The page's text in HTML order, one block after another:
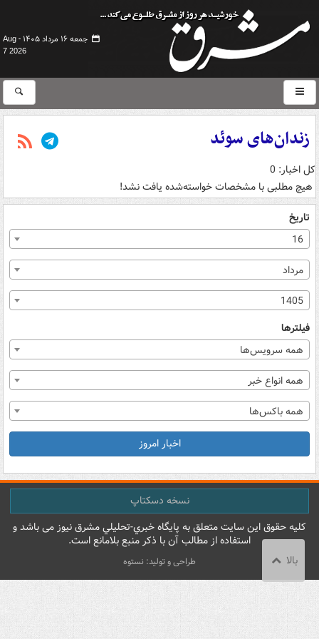
جمعه ۱۶ مرداد ۱۴۰۵ -
Aug
7 2026
زندان‌های سوئد
کل اخبار: 0
هیچ مطلبی با مشخصات خواسته‌شده یافت نشد!
تاریخ
16
مرداد
1405
فیلترها
همه سرویس‌ها
همه انواع خبر
همه باکس‌ها
اخبار امروز
نسخه دسکتاپ
کليه حقوق اين سايت متعلق به پایگاه خبري-تحليلي مشرق نيوز می باشد و
استفاده از مطالب آن با ذکر منبع بلامانع است.
طراحی و تولید: نستوه بالا